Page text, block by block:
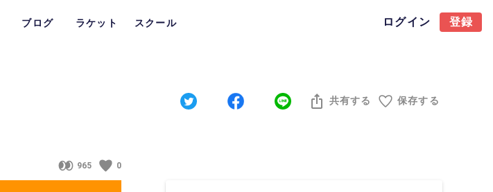
ブログ ラケット スクール ログイン 登録
965 0
共有する 保存する